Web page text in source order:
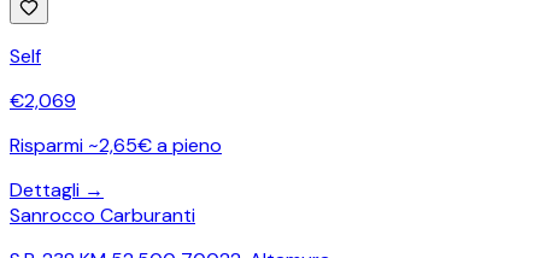
Self
€2,069
Risparmi ~2,65€ a pieno
Dettagli →
Sanrocco Carburanti